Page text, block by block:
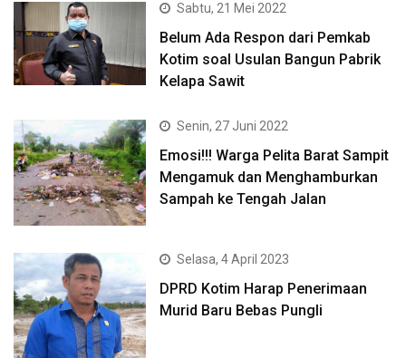
Sabtu, 21 Mei 2022
Belum Ada Respon dari Pemkab
Kotim soal Usulan Bangun Pabrik
Kelapa Sawit
Senin, 27 Juni 2022
Emosi!!! Warga Pelita Barat Sampit
Mengamuk dan Menghamburkan
Sampah ke Tengah Jalan
Selasa, 4 April 2023
DPRD Kotim Harap Penerimaan
Murid Baru Bebas Pungli